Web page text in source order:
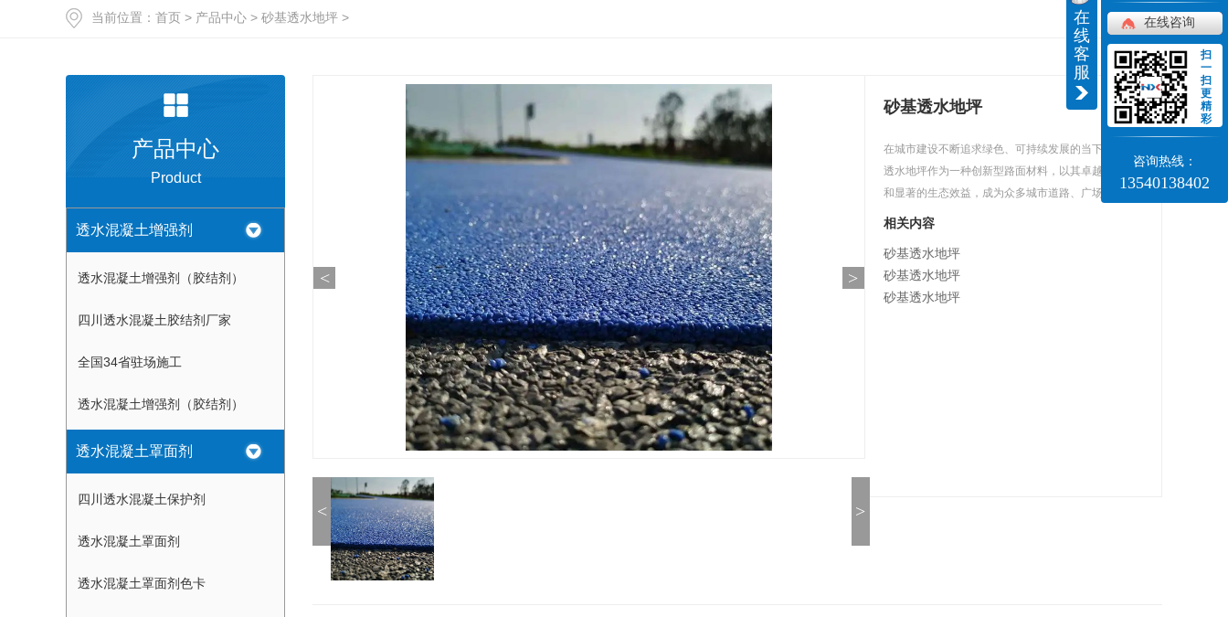
当前位置： 首页 > 产品中心 > 砂基透水地坪 > 返回
产品中心
Product
透水混凝土增强剂
透水混凝土增强剂（胶结剂）
四川透水混凝土胶结剂厂家
全国34省驻场施工
透水混凝土增强剂（胶结剂）
透水混凝土罩面剂
四川透水混凝土保护剂
透水混凝土罩面剂
透水混凝土罩面剂色卡
< >
< >
砂基透水地坪
在城市建设不断追求绿色、可持续发展的当下，砂基
透水地坪作为一种创新型路面材料，以其卓越的性能
和显著的生态效益，成为众多城市道路、广场、公园
等场所的理想铺装选择。
相关内容
砂基透水地坪
砂基透水地坪
砂基透水地坪
在
线
客
服
在线咨询
扫
一
扫
更
精
彩
咨询热线：
13540138402